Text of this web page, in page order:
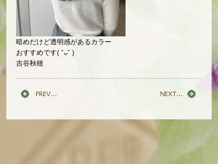
暗めだけど透明感があるカラー
おすすめです( ˘ᴗ˘ )
吉谷秋穂